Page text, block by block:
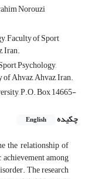
Norouzi
Faculty of Sport
Iran.
Psychology,
Ahvaz, Ahvaz, Iran.
P.O. Box 14665-
چکیده
English
the relationship of
among
The research